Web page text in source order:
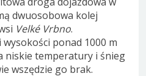
dwuosobowa kolej
Velké Vrbno.
ponad 1000 m
niskie temperatury i śnieg
wszędzie go brak.